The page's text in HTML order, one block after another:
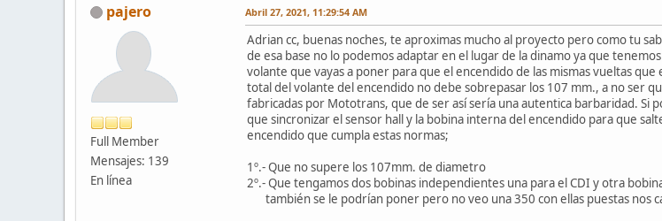
pajero
Full Member
Mensajes: 139
En línea
Abril 27, 2021, 11:29:54 AM
Adrian cc, buenas noches, te aproximas mucho al proyecto pero como tu
de esa base no lo podemos adaptar en el lugar de la dinamo ya que
volante que vayas a poner para que el encendido de las mismas vueltas
total del volante del encendido no debe sobrepasar los 107 mm., a no ser
fabricadas por Mototrans, que de ser así sería una autentica barbaridad.
que sincronizar el sensor hall y la bobina interna del encendido para que
encendido que cumpla estas normas;
1º.- Que no supere los 107mm. de diametro
2º.- Que tengamos dos bobinas independientes una para el CDI y otra
también se le podrían poner pero no veo una 350 con ellas puestas nos